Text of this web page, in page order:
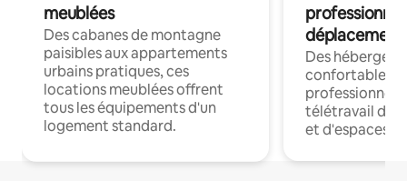
meublées
Des cabanes de montagne
paisibles aux appartements
urbains pratiques, ces
locations meublées offrent
tous les équipements d'un
logement standard.
déplacement
Des
confortables
professionnels
télétravail
et d'espaces